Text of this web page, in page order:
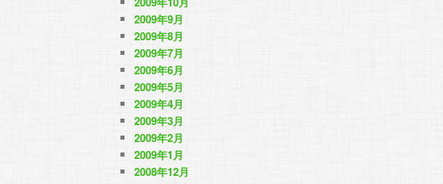
2009年9月
2009年8月
2009年7月
2009年6月
2009年5月
2009年4月
2009年3月
2009年2月
2009年1月
2008年12月